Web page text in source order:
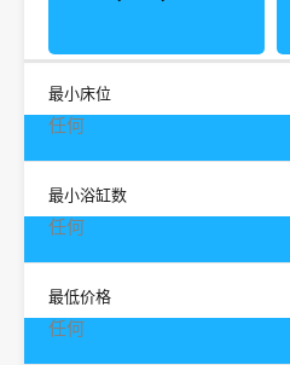
最小床位
任何
最小浴缸数
任何
最低价格
任何